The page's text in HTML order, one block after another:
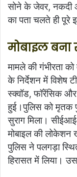
सोने के जेवर, नकदी
का पता चलते ही
मोबाइल
मामले की गंभीरता
के निर्देशन में विशेष
स्क्वॉड, फॉरेंसिक
हुई।पुलिस को मृतक
सुराग मिला।
मोबाइल की लोकेशन
पुलिस ने पलगड़ा
हिरासत में लिया।